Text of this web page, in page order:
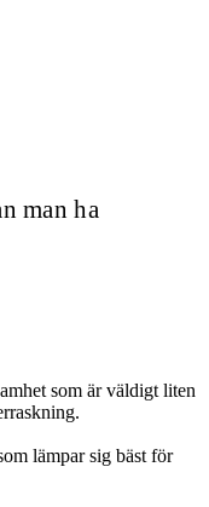
man ha
som är väldigt liten
lämpar sig bäst för